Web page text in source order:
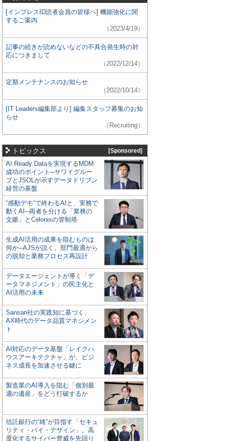
[インプレスID読者会員の皆様へ] 機能強化に関
するご案内
（2023/4/19）
記事の続きが読めないなどの不具合発生時の対
応につきまして
（2022/12/14）
定期メンテナンスのお知らせ
（2022/10/14）
[IT Leaders編集部より] 編集スタッフ募集のお知
らせ
（Recruiting）
トピックス [Sponsored]
AI Ready Dataを実現するMDM
成功のポイント─サワイグルー
プとJSOLが示すデータドリブン
経営の基盤
“感動デモ”で終わるAIと、実務で
動くAI─両者を分ける「業務の
文脈」とCelonisの管制塔
生成AI活用の成果を阻むものは
何か─AJSが説く、部門最適から
の脱却と業務プロセス再設計
データエージェントが導く「デ
ータマネジメント」の民主化と
AI活用の未来
Sansan社の実践知に基づく、
AX時代のデータ品質マネジメン
ト
AI対応のデータ基盤「レイクハ
ウスアーキテクチャ」が、ビジ
ネス成長を加速させる鍵に
製造業のAI導入を阻む「個別最
適の遺産」をどう打破するか
信託銀行の“雄”が目指す「セキュ
リティ・バイ・デザイン」。高
度化するサイバー脅威を先回り